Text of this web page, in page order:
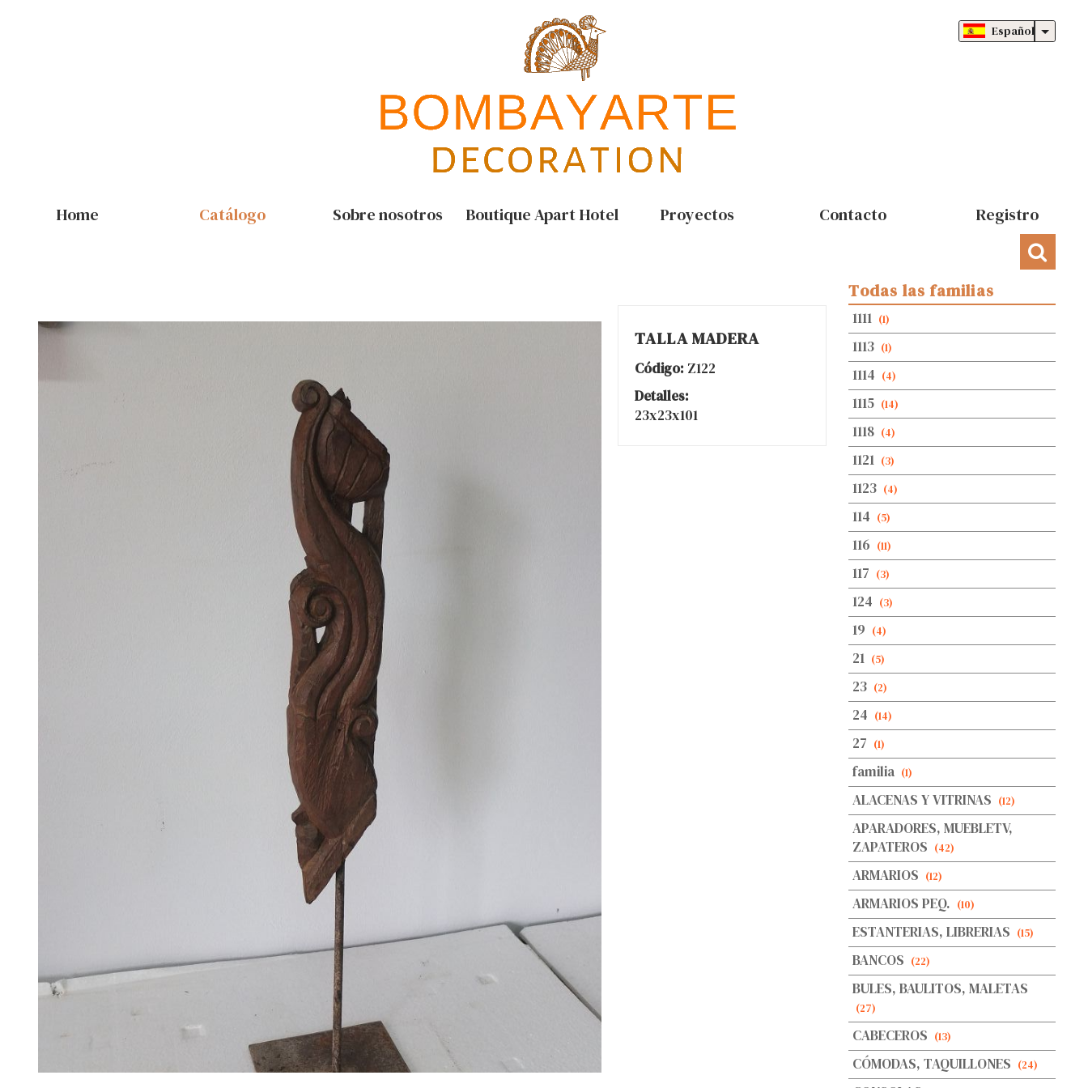
Español
Home Catálogo Sobre nosotros Boutique Apart Hotel Proyectos Contacto Registro
Todas las familias
1111 (1)
1113 (1)
1114 (4)
1115 (14)
1118 (4)
1121 (3)
1123 (4)
114 (5)
116 (11)
117 (3)
124 (3)
19 (4)
21 (5)
23 (2)
24 (14)
27 (1)
familia (1)
ALACENAS Y VITRINAS (12)
APARADORES, MUEBLETV,
ZAPATEROS (42)
ARMARIOS (12)
ARMARIOS PEQ. (10)
ESTANTERIAS, LIBRERIAS (15)
BANCOS (22)
BULES, BAULITOS, MALETAS
(27)
CABECEROS (13)
CÓMODAS, TAQUILLONES (24)
TALLA MADERA
Código: Z122
Detalles:
23x23x101